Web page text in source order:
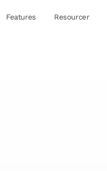
Features Resourcer